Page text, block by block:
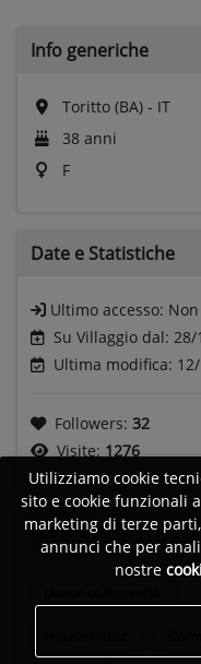
Info generiche
Toritto (BA) - IT
38 anni
F
Date e Statistiche
Ultimo accesso:
Su Villaggio dal: 28/
Ultima modifica: 12/
Followers: 32
Visite: 1276
Generi
Utilizziamo cookie
sito e cookie funzionali
marketing di terze
annunci che per
nostre